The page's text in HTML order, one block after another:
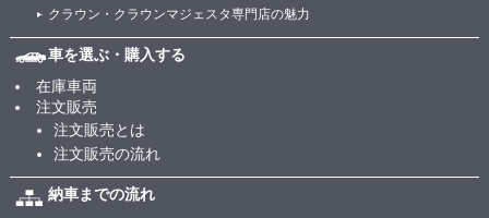
クラウン・クラウンマジェスタ専門店の魅力
車を選ぶ・購入する
在庫車両
注文販売
注文販売とは
注文販売の流れ
納車までの流れ